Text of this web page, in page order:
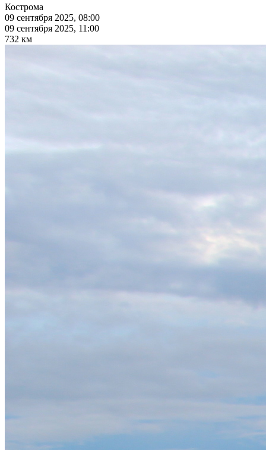
Кострома
09 сентября 2025, 08:00
09 сентября 2025, 11:00
732 км